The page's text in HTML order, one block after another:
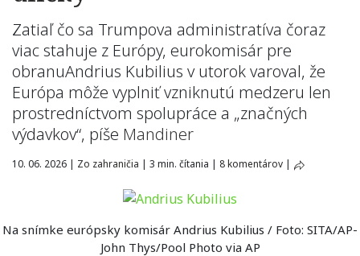
Zatiaľ čo sa Trumpova administratíva čoraz
viac stahuje z Európy, eurokomisár pre
obranuAndrius Kubilius v utorok varoval, že
Európa môže vyplniť vzniknutú medzeru len
prostredníctvom spolupráce a „značných
výdavkov“, píše Mandiner
10. 06. 2026 | Zo zahraničia | 3 min. čítania | 8 komentárov |
Na snímke európsky komisár Andrius Kubilius / Foto: SITA/AP-
John Thys/Pool Photo via AP